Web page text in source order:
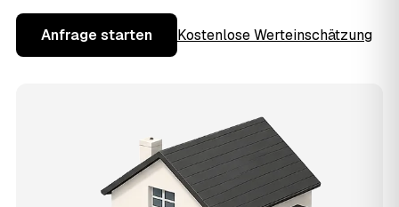
Anfrage starten Kostenlose Werteinschätzung